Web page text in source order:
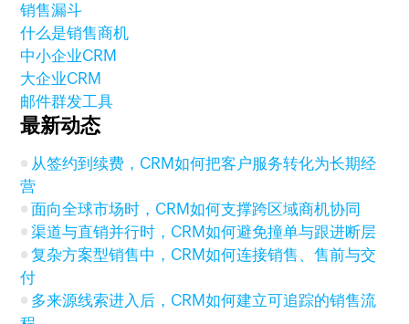
销售漏斗
什么是销售商机
中小企业CRM
大企业CRM
邮件群发工具
最新动态
从签约到续费，CRM如何把客户服务转化为长期经
营
面向全球市场时，CRM如何支撑跨区域商机协同
渠道与直销并行时，CRM如何避免撞单与跟进断层
复杂方案型销售中，CRM如何连接销售、售前与交
付
多来源线索进入后，CRM如何建立可追踪的销售流